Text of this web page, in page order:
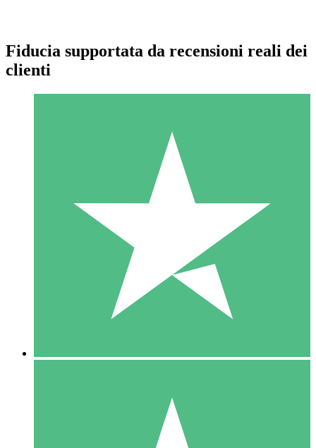
Pacchetti di Crediti Individuali
Paga a consumo con crediti di download. Nessun impegno
1 Download
10
US$1500
10 Download
20
Fiducia supportata da recensioni reali dei
clienti